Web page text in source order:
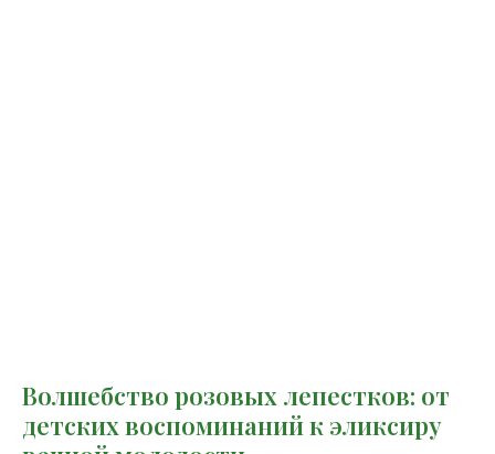
Волшебство розовых лепестков: от
детских воспоминаний к эликсиру